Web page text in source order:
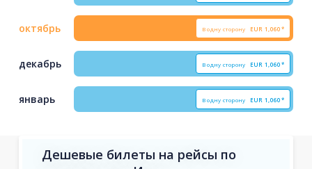
октябрь В одну сторону EUR 1,060*
декабрь В одну сторону EUR 1,060*
январь В одну сторону EUR 1,060*
Дешевые билеты на рейсы по